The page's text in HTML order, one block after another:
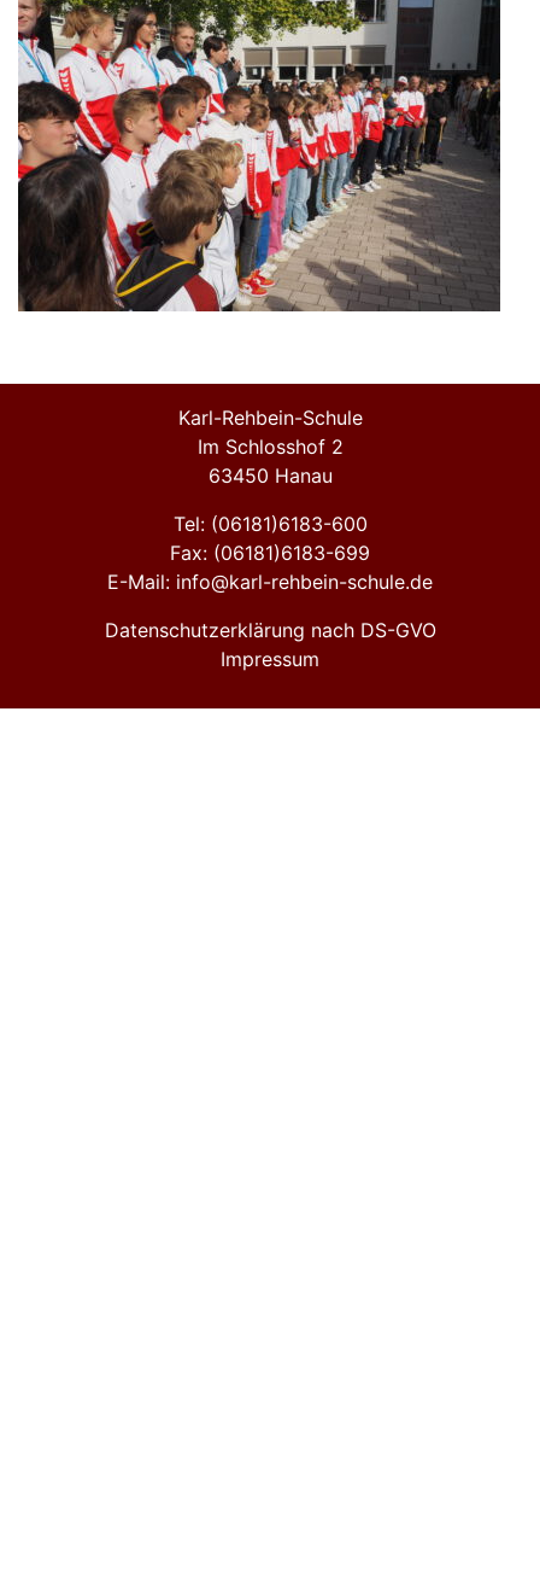
Karl-Rehbein-Schule
Im Schlosshof 2
63450 Hanau
Tel: (06181)6183-600
Fax: (06181)6183-699
E-Mail: info@karl-rehbein-schule.de
Datenschutzerklärung nach DS-GVO
Impressum